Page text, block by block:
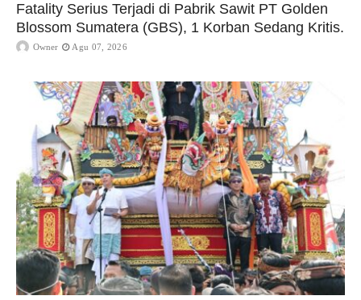
Fatality Serius Terjadi di Pabrik Sawit PT Golden
Blossom Sumatera (GBS), 1 Korban Sedang Kritis.
Owner Agu 07, 2026